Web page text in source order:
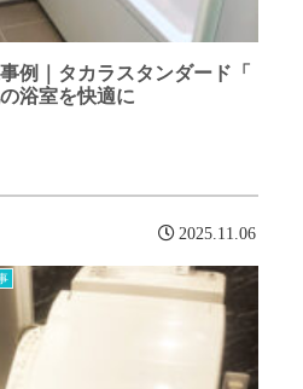
例｜タカラスタンダード「
浴室を快適に
2025.11.06